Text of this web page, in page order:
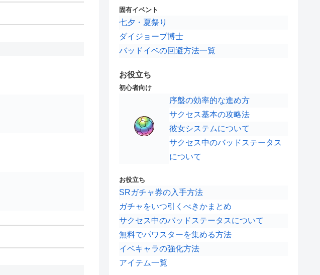
大地ふるさと高校
掛川高校
固有イベント
七夕・夏祭り
ダイジョーブ博士
バッドイベの回避方法一覧
お役立ち
初心者向け
序盤の効率的な進め方
サクセス基本の攻略法
彼女システムについて
サクセス中のバッドステータス
について
お役立ち
SRガチャ券の入手方法
ガチャをいつ引くべきかまとめ
サクセス中のバッドステータスについて
無料でパワスターを集める方法
イベキャラの強化方法
アイテム一覧